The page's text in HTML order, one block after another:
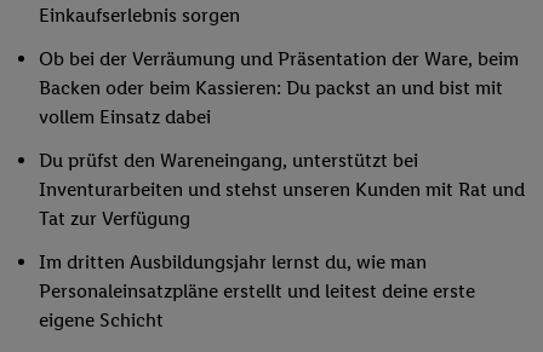
Einkaufserlebnis sorgen
Ob bei der Verräumung und Präsentation der Ware, beim
Backen oder beim Kassieren: Du packst an und bist mit
vollem Einsatz dabei
Du prüfst den Wareneingang, unterstützt bei
Inventurarbeiten und stehst unseren Kunden mit Rat und
Tat zur Verfügung
Im dritten Ausbildungsjahr lernst du, wie man
Personaleinsatzpläne erstellt und leitest deine erste
eigene Schicht